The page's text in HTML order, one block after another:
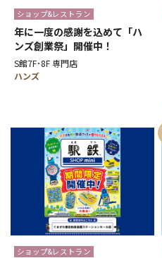
ショップ&レストラン
年に一度の感謝を込めて「ハ
ンズ創業祭」開催中！
S館7F･8F 専門店
ハンズ
ショップ&レストラン